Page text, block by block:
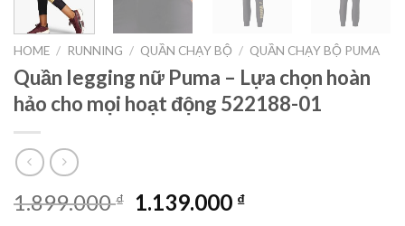
HOME / RUNNING / QUẦN CHẠY BỘ / QUẦN CHẠY BỘ PUMA
Quần legging nữ Puma – Lựa chọn hoàn
hảo cho mọi hoạt động 522188-01
1.899.000₫ 1.139.000 ₫